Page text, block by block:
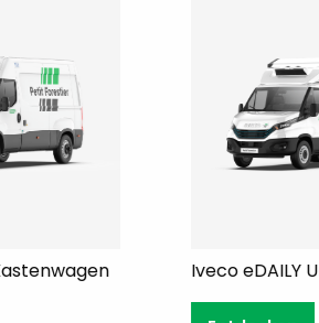
Iveco eDAILY Urban 3,5 t